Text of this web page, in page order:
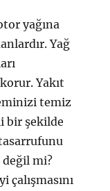
yağına
Yağ
Yakıt
temiz
bir şekilde
değil mi?
çalışmasını